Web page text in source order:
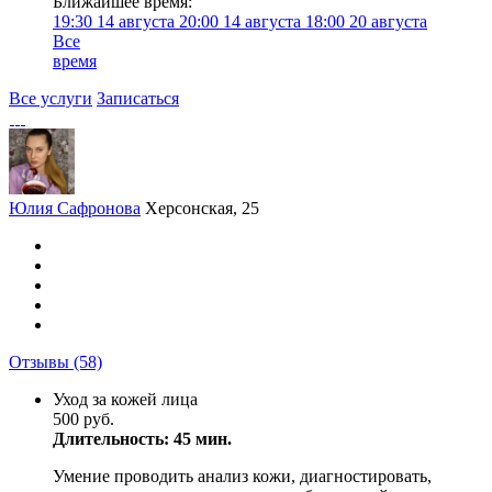
19:30 14 августа 20:00 14 августа 18:00 20 августа
Все
время
Все услуги Записаться
Юлия Сафронова Херсонская, 25
Отзывы (58)
Уход за кожей лица
500 руб.
Длительность: 45 мин.
Умение проводить анализ кожи, диагностировать,